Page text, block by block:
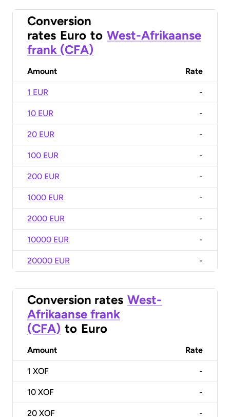
Conversion
rates Euro to West-Afrikaanse
frank (CFA)
Amount Rate
1 EUR -
10 EUR -
20 EUR -
100 EUR -
200 EUR -
1000 EUR -
2000 EUR -
10000 EUR -
20000 EUR -
Conversion rates West-
Afrikaanse frank
(CFA) to Euro
Amount Rate
1 XOF -
10 XOF -
20 XOF -